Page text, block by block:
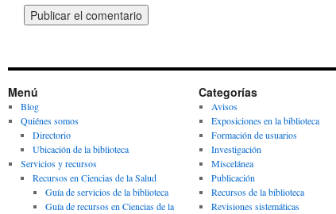
Menú
Blog
Quiénes somos
Directorio
Ubicación de la biblioteca
Servicios y recursos
Recursos en Ciencias de la Salud
Guía de servicios de la biblioteca
Guía de recursos en Ciencias de la
Categorías
Avisos
Exposiciones en la biblioteca
Formación de usuarios
Investigación
Miscelánea
Publicación
Recursos de la biblioteca
Revisiones sistemáticas